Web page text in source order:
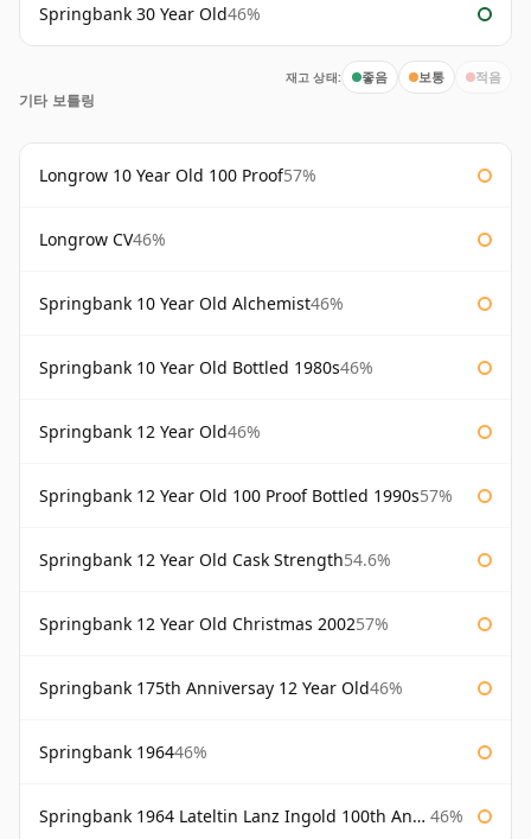
Springbank 30 Year Old46%
재고 상태: 좋음 보통 적음
기타 보틀링
Longrow 10 Year Old 100 Proof57%
Longrow CV46%
Springbank 10 Year Old Alchemist46%
Springbank 10 Year Old Bottled 1980s46%
Springbank 12 Year Old46%
Springbank 12 Year Old 100 Proof Bottled 1990s57%
Springbank 12 Year Old Cask Strength54.6%
Springbank 12 Year Old Christmas 200257%
Springbank 175th Anniversay 12 Year Old46%
Springbank 196446%
Springbank 1964 Lateltin Lanz Ingold 100th Anniversary 46%